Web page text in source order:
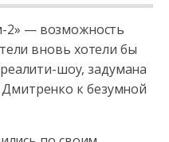
2» — возможность
вновь хотели бы
шоу, задумана
к безумной